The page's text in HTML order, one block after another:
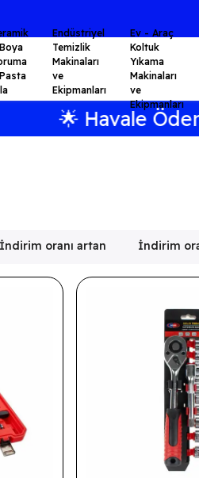
AHLAK
Endüstriyel
Temizlik
Makinaları
ve
Ekipmanları
Ev - Araç
Koltuk
Yıkama
Makinaları
ve
Ekipmanları
🌟 Havale
İndirim oranı artan İndirim